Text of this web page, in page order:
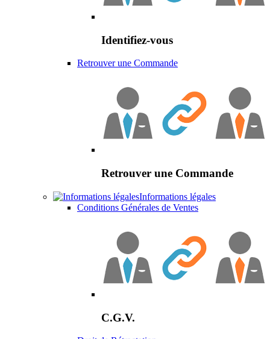
Identifiez-vous
Retrouver une Commande
Retrouver une Commande
Informations légales
Conditions Générales de Ventes
C.G.V.